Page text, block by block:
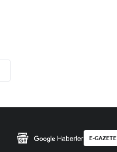
E-GAZETE